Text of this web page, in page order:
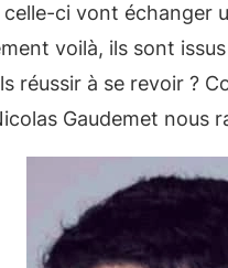
ci vont échanger
voilà, ils sont
réussir à se revoir ?
Gaudemet nous